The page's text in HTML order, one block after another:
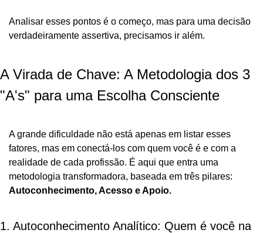
Analisar esses pontos é o começo, mas para uma decisão
verdadeiramente assertiva, precisamos ir além.
A Virada de Chave: A Metodologia dos 3
"A's" para uma Escolha Consciente
A grande dificuldade não está apenas em listar esses
fatores, mas em conectá-los com quem você é e com a
realidade de cada profissão. É aqui que entra uma
Autoconhecimento, Acesso e Apoio.
1. Autoconhecimento Analítico: Quem é você na